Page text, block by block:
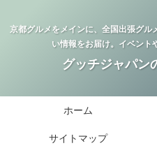
京都グルメをメインに、全国出張グ
い情報をお届け。イベント
グッチジャパン
ホーム
サイトマップ